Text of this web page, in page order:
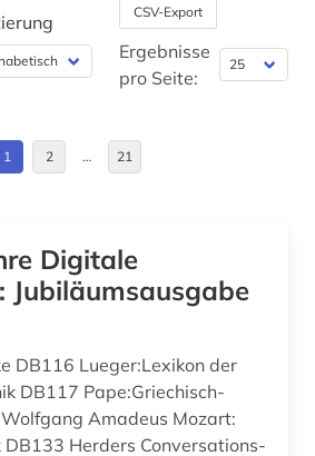
(1)
betriebswirtschaftslehre (1)
(1)
(13)
CSV-Export
Ergebnisse
pro Seite:
1 2 … 21
Digitale
Jubiläumsausgabe
DB117 Pape:Griechisch-
Amadeus Mozart:
DB133 Herders Conversations-